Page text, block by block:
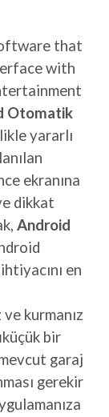
that
with
Otomatik
yararlı
ekranına
dikkat
Android
en
kurmanız
küçük bir
garaj
gerekir